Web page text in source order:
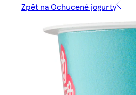
Zpět na Ochucené jogurty